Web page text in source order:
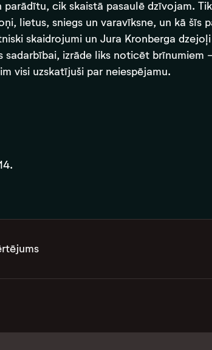
cik skaistā pasaulē dzīvojam.
lietus, sniegs un varavīksne, un kā šīs
skaidrojumi un Jura Kronberga
sadarbībai, izrāde liks noticēt
visi uzskatījuši par neiespējamu.